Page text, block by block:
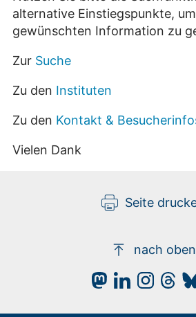
alternative Einstiegspunkte,
gewünschten Information zu
Zur Suche
Zu den Instituten
Zu den Kontakt &
Vielen Dank
Seite
nach oben